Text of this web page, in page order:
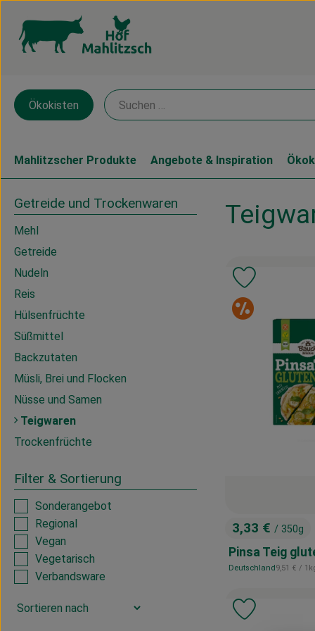
Ökokisten
Mahlitzscher Produkte Angebote & Inspiration
Getreide und Trockenwaren
Mehl
Getreide
Nudeln
Reis
Hülsenfrüchte
Süßmittel
Backzutaten
Müsli, Brei und Flocken
Nüsse und Samen
Teigwaren
Trockenfrüchte
Filter & Sortierung
Sonderangebot
Regional
Vegan
Vegetarisch
Verbandsware
, Preis:
3,33 € / 350g
Pinsa Teig
, Herkunft:
Deutschland ,9,51 € /
Produkt
Produkt